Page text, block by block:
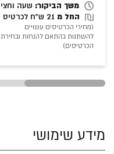
משך הביקור: שעה וחצי
החל מ
(מחירי הכרטיסים עשויים
להשתנות בהתאם להנחות ובחירת
הכרטיסים)
מידע שימושי